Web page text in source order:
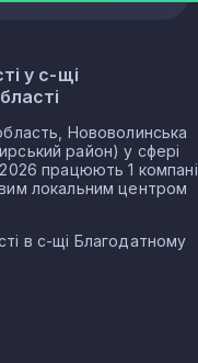
у с-щі
Нововолинська
район) у сфері
працюють 1
локальним центром
в с-щі Благодатному